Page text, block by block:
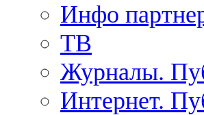
Инфо
ТВ
Журналы.
Интернет.